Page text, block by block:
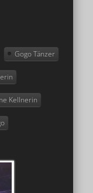
Gogo Tänzer
Kellnerin